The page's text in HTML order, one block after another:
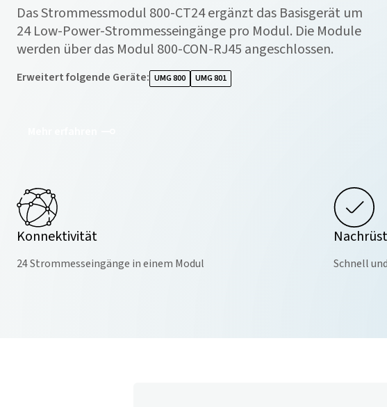
Das Strommessmodul 800-CT24 ergänzt das Basisgerät um
24 Low-Power-Strommesseingänge pro Modul. Die Module
werden über das Modul 800-CON-RJ45 angeschlossen.
Erweitert folgende Geräte: UMG 800 UMG 801
Konnektivität
24 Strommesseingänge in einem Modul Schnell